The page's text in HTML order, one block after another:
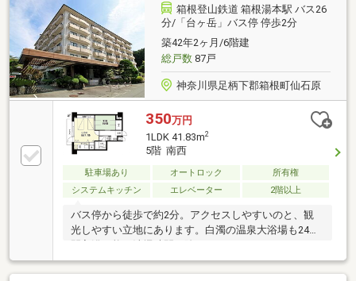
箱根登山鉄道 箱根湯本駅 バス26
分/「台ヶ岳」バス停 停歩2分
築42年2ヶ月/6階建
総戸数87戸
神奈川県足柄下郡箱根町仙石原
350万円
1LDK 41.83m2
5階 南西
駐車場あり オートロック
所有権
システムキッチン
エレベーター 2階以上
バス停から徒歩で約2分。アクセスしやすいのと、観
光しやすい立地にあります。白濁の温泉大浴場も24時